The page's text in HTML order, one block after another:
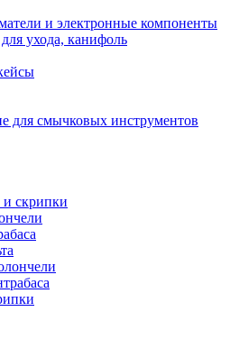
и электронные компоненты
ухода, канифоль
для смычковых инструментов
и скрипки